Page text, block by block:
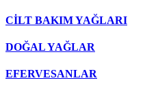
CİLT BAKIM YAĞLARI
DOĞAL YAĞLAR
EFERVESANLAR